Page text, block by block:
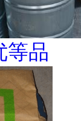
等品